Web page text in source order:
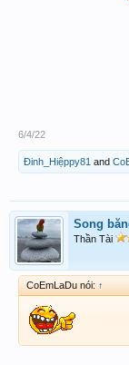
6/4/22
Đinh_Hiệppy81 and
Song
Thần Tài
CoEmLaDu nói: ↑